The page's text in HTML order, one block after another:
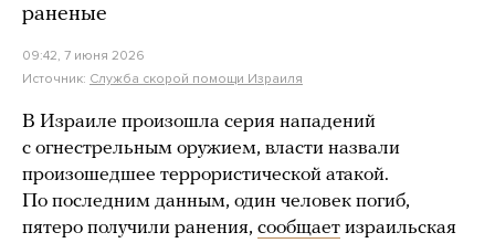
раненые
09:42, 7 июня 2026
Источник: Служба скорой помощи Израиля
В Израиле произошла серия нападений
с огнестрельным оружием, власти назвали
произошедшее террористической атакой.
По последним данным, один человек погиб,
пятеро получили ранения, сообщает израильская